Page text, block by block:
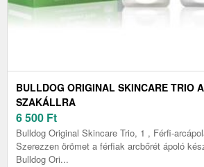
BULLDOG ORIGINAL SKINCARE TRIO
SZAKÁLLRA
6 500 Ft
Bulldog Original Skincare Trio, 1 , Férfi-
Szerezzen örömet a férfiak arcbőrét ápoló
Bulldog Ori...